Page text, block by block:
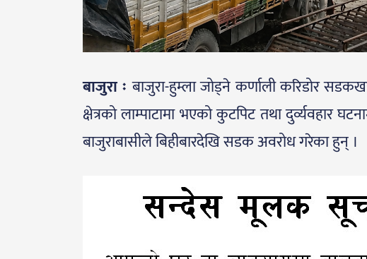
बाजुरा ःबाजुरा-हुम्ला जोड्ने कर्णाली करिडोर
क्षेत्रको लाम्पाटामा भएको कुटपिट तथा दुर्व्यवहार
बाजुराबासीले बिहीबारदेखि सडक अवरोध गरेका हुन् ।